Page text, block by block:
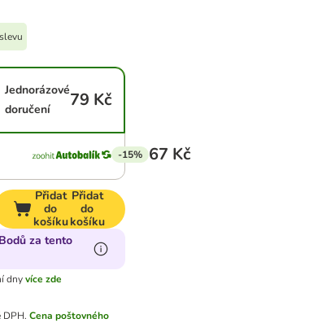
Jednorázové
doručení
79 Kč
-15% 67 Kč
Přidat
do
košíku
Přidat
do
košíku
za tento
dny více zde
DPH. Cena poštovného